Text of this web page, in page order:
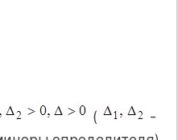
(
-